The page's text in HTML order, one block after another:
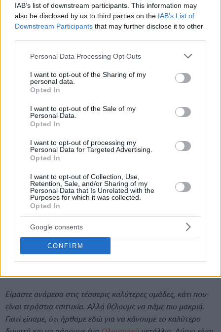
IAB’s list of downstream participants. This information may
also be disclosed by us to third parties on the IAB’s List of
Downstream Participants that may further disclose it to other
Please note that this website/app uses one or more Google
not limited to your visit or usage behaviour. You may click to
grant or deny consent to Google and its third-party tags to
use your data for below specified purposes in below Google
consent section.
Personal Data Processing Opt Outs
I want to opt-out of the Sharing of my
personal data.
Opted In
I want to opt-out of the Sale of my
Personal Data.
Opted In
I want to opt-out of processing my
Personal Data for Targeted Advertising.
Opted In
I want to opt-out of Collection, Use,
Retention, Sale, and/or Sharing of my
Personal Data that Is Unrelated with the
Purposes for which it was collected.
Opted In
Google consents
CONFIRM
Είμαστε ανάμεσα στις τέσσερις καλύτερες ομάδες, κάτι που
είναι τεράστια επιτυχία. Αλλά θέλουμε να πάμε πιο μακριά.
Γιατί είπαμε, ότι ήρθαμε εδώ για να κάνουμε το καλύτερο